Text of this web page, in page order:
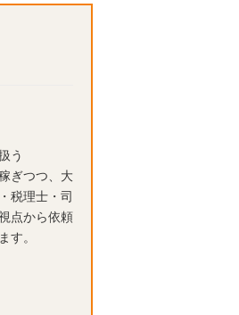
う
ぎつつ、大
税理士・司
点から依頼
す。